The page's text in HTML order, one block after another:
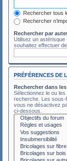
Rechercher tous
Rechercher
Rechercher par
Utilisez un
souhaitez effectuer
PRÉFÉRENCES DE
Rechercher dans
Sélectionnez le ou
recherche. Les sous-
vous ne désactivez
ci-dessous.